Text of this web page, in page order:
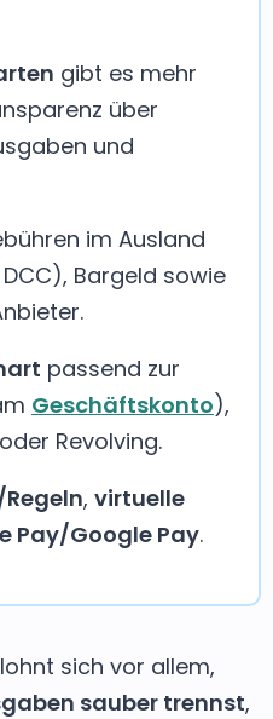
gibt es mehr
über
und
im Ausland
Bargeld sowie
passend zur
Geschäftskonto),
Revolving.
, virtuelle
Pay/Google Pay.
lohnt sich vor allem,
sauber trennst,